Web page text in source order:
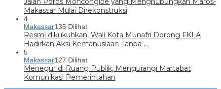
Makassar Mulai Direkonstruksi
4
Makassar135 Dilihat
Resmi dikukuhkan, Wali Kota Munafri Dorong FKLA
Hadirkan Aksi Kemanusiaan Tanpa …
5
Makassar127 Dilihat
Menegur di Ruang Publik, Mengurangi Martabat
Komunikasi Pemerintahan